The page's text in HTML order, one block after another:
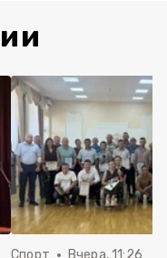
Спорт Вчера, 11:26